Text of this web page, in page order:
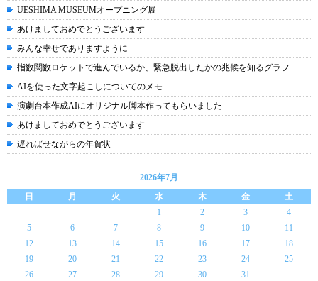
UESHIMA MUSEUMオープニング展
あけましておめでとうございます
みんな幸せでありますように
指数関数ロケットで進んでいるか、緊急脱出したかの兆候を知るグラフ
AIを使った文字起こしについてのメモ
演劇台本作成AIにオリジナル脚本作ってもらいました
あけましておめでとうございます
遅ればせながらの年賀状
2026年7月
日
月 火 水 木 金
土
1
2 3
4
5
6 7 8 9 10
11
12
13 14 15 16 17
18
19
20 21 22 23 24
25
26
27 28 29 30 31